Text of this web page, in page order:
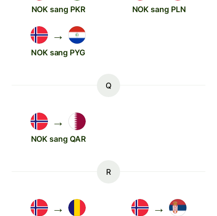
NOK sang PKR NOK sang PLN
→
NOK sang PYG
Q
→
NOK sang QAR
R
→ →